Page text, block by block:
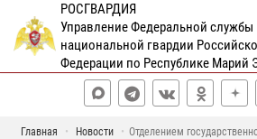
РОСГВАРДИЯ
Управление Федеральной службы
национальной гвардии
Федерации по Республике Марий
Главная Новости
Отделением